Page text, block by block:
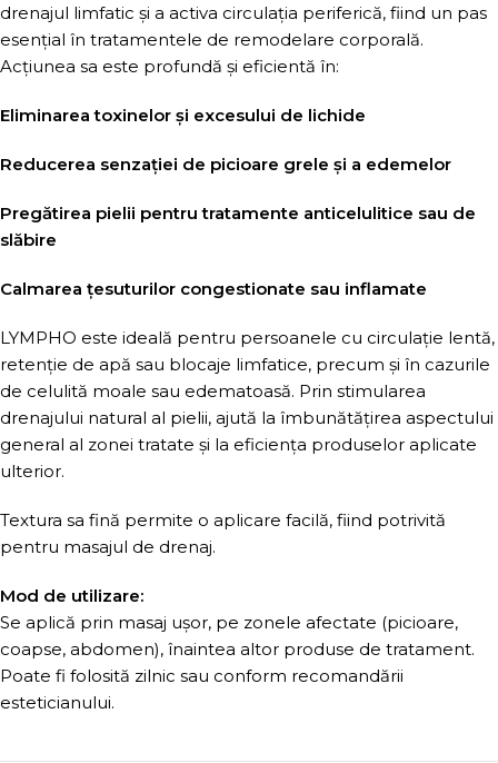
drenajul limfatic și a activa circulația periferică, fiind un pas
esențial în tratamentele de remodelare corporală.
Acțiunea sa este profundă și eficientă în:
Eliminarea toxinelor și excesului de lichide
Reducerea senzației de picioare grele și a edemelor
Pregătirea pielii pentru tratamente anticelulitice sau de
slăbire
Calmarea țesuturilor congestionate sau inflamate
LYMPHO este ideală pentru persoanele cu circulație lentă,
retenție de apă sau blocaje limfatice, precum și în cazurile
de celulită moale sau edematoasă. Prin stimularea
drenajului natural al pielii, ajută la îmbunătățirea aspectului
general al zonei tratate și la eficiența produselor aplicate
ulterior.
Textura sa fină permite o aplicare facilă, fiind potrivită
pentru masajul de drenaj.
Mod de utilizare:
Se aplică prin masaj ușor, pe zonele afectate (picioare,
coapse, abdomen), înaintea altor produse de tratament.
Poate fi folosită zilnic sau conform recomandării
esteticianului.